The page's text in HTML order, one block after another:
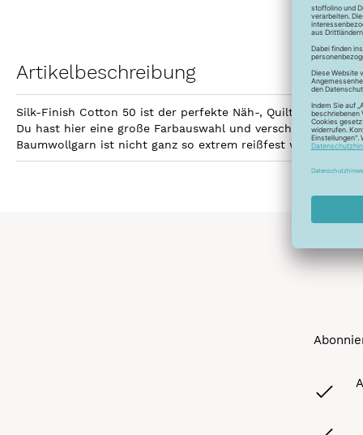
Artikelbeschreibung
Silk-Finish Cotton 50 ist der perfekte Näh-, Quilt- und
Du hast hier eine große Farbauswahl und verschiedene
Baumwollgarn ist nicht ganz so extrem reißfest wie